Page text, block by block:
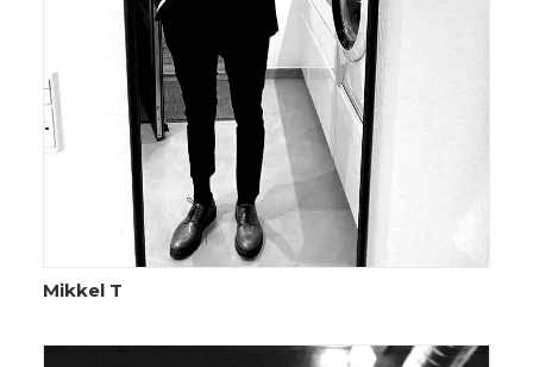
Mikkel T